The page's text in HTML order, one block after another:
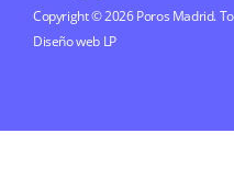
Copyright © 2026 Poros Madrid.
Diseño web LP